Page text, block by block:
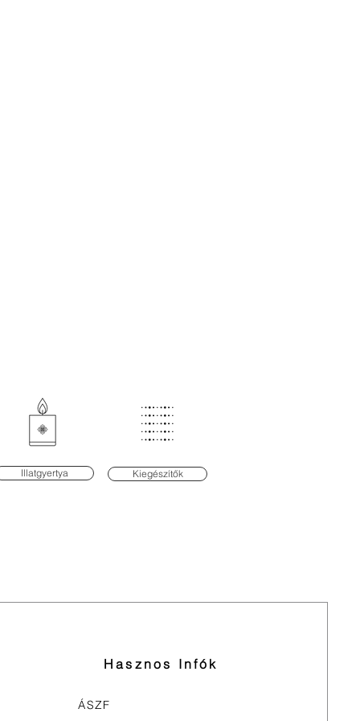
Illatgyertya Kiegészítők
Hasznos Infók
ÁSZF